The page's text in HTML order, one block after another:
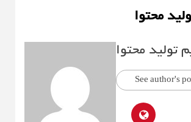
محتوا
تولید محتوا
See author's